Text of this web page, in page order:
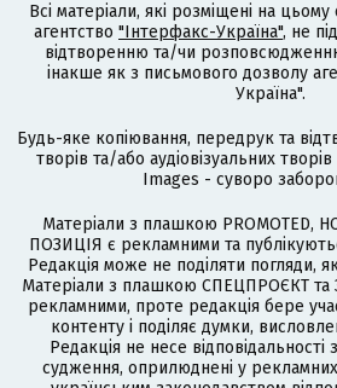
Всі матеріали, які розміщені на цьому
агентство "Інтерфакс-Україна", не
відтворенню та/чи
інакше як з письмового дозволу
Україна".
Будь-яке копіювання, передрук та
творів та/або аудіовізуальних
Images - суворо
Матеріали з плашкою PROMOTED,
ПОЗИЦІЯ є рекламними та
Редакція може не поділяти погляди,
Матеріали з плашкою СПЕЦПРОЄКТ
рекламними, проте редакція бере
контенту і поділяє думки,
Редакція не несе відповідальності
судження, оприлюднені у рекламних